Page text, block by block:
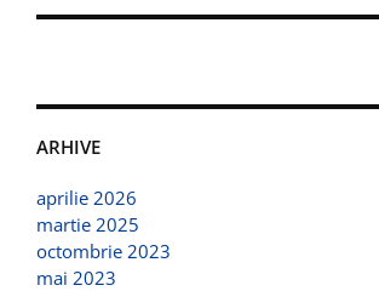
ARHIVE
aprilie 2026
martie 2025
octombrie 2023
mai 2023